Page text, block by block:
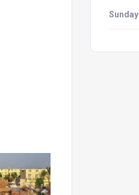
Sunday